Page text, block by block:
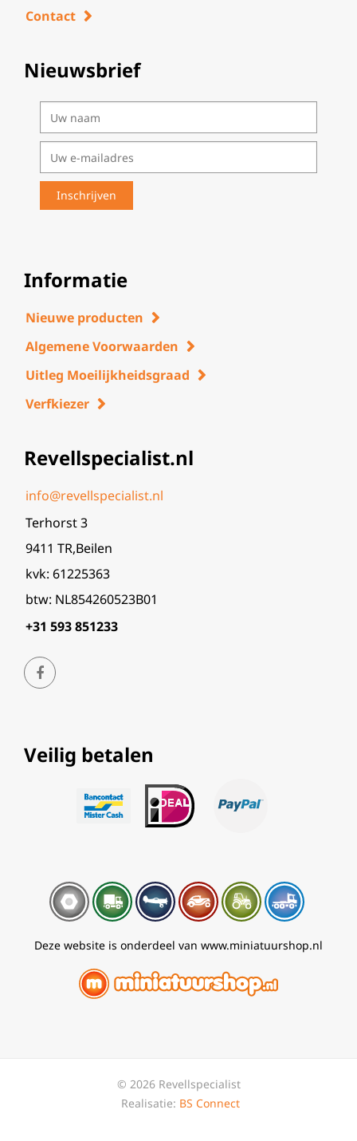
Contact
Nieuwsbrief
Informatie
Nieuwe producten
Algemene Voorwaarden
Uitleg Moeilijkheidsgraad
Verfkiezer
Revellspecialist.nl
info@revellspecialist.nl
Terhorst 3
9411 TR,Beilen
kvk: 61225363
btw: NL854260523B01
+31 593 851233
Veilig betalen
Deze website is onderdeel van www.miniatuurshop.nl
© 2026 Revellspecialist
Realisatie: BS Connect